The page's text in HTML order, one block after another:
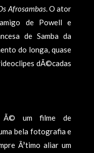
Afrosambas. O ator
de Powell e
de Samba da
do longa, quase
dÃ©cadas
um filme de
bela fotografia e
Ã³timo aliar um